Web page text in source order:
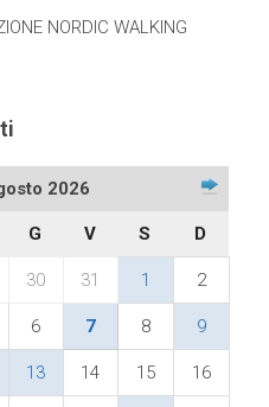
NORDIC WALKING
2026
G V S D
30 31 1 2
6 7 8 9
13 14 15 16